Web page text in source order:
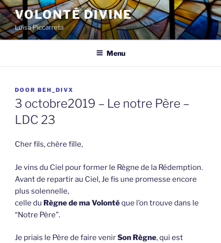
Spring
naar
de
inhoud
VOLONTÉ DIVINE
Luisa Piccarreta
Menu
GEPLAATST
OP
DOOR BEH_DIVX
3 octobre2019 – Le notre Père –
LDC 23
Cher fils, chère fille,
Je vins du Ciel pour former le Règne de la Rédemption.
Avant de repartir au Ciel, Je fis une promesse encore
plus solennelle,
celle du Règne de ma Volontéque l’on trouve dans le
“Notre Père”.
Je priais le Père de faire venirSon Règne, qui est